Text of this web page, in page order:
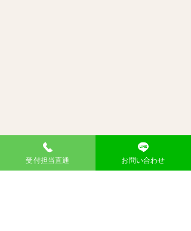
受付担当直通 お問い合わせ